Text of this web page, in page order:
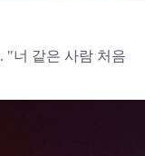
"너 같은 사람 처음